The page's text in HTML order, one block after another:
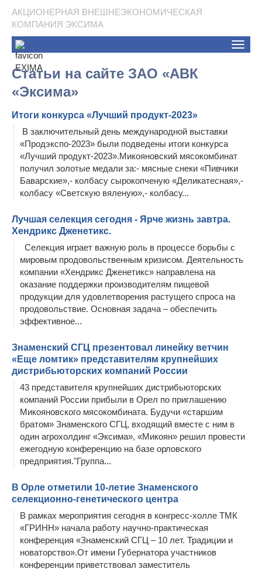
АКЦИОНЕРНАЯ ВНЕШНЕЭКОНОМИЧЕСКАЯ
КОМПАНИЯ ЭКСИМА
Toggle
Статьи на сайте ЗАО «АВК
«Эксима»
Итоги конкурса «Лучший продукт-2023»
В заключительный день международной выставки
«Продэкспо-2023» были подведены итоги конкурса
«Лучший продукт-2023».Микояновский мясокомбинат
получил золотые медали за:- мясные снеки «Пивчики
Баварские»,- колбасу сырокопченую «Деликатесная»,-
колбасу «Светскую вяленую»,- колбасу...
Лучшая селекция сегодня - Ярче жизнь завтра.
Хендрикс Дженетикс.
Селекция играет важную роль в процессе борьбы с
мировым продовольственным кризисом. Деятельность
компании «Хендрикс Дженетикс» направлена на
оказание поддержки производителям пищевой
продукции для удовлетворения растущего спроса на
продовольствие. Основная задача – обеспечить
эффективное...
Знаменский СГЦ презентовал линейку ветчин
«Еще ломтик» представителям крупнейших
дистрибьюторских компаний России
43 представителя крупнейших дистрибьюторских
компаний России прибыли в Орел по приглашению
Микояновского мясокомбината. Будучи «старшим
братом» Знаменского СГЦ, входящий вместе с ним в
один агрохолдинг «Эксима», «Микоян» решил провести
ежегодную конференцию на базе орловского
предприятия."Группа...
В Орле отметили 10-летие Знаменского
селекционно-генетического центра
В рамках мероприятия сегодня в конгресс-холле ТМК
«ГРИНН» начала работу научно-практическая
конференция «Знаменский СГЦ – 10 лет. Традиции и
новаторство».От имени Губернатора участников
конференции приветствовал заместитель